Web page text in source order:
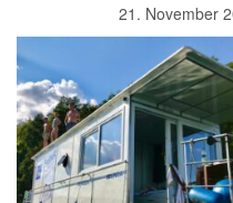
21. November